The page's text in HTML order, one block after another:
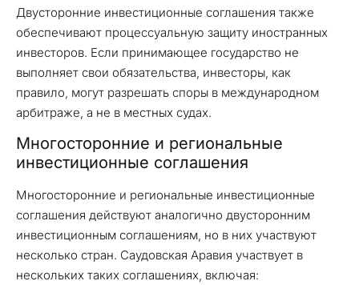
Двусторонние инвестиционные соглашения также
обеспечивают процессуальную защиту иностранных
инвесторов. Если принимающее государство не
выполняет свои обязательства, инвесторы, как
правило, могут разрешать споры в международном
арбитраже, а не в местных судах.
Многосторонние и региональные
инвестиционные соглашения
Многосторонние и региональные инвестиционные
соглашения действуют аналогично двусторонним
инвестиционным соглашениям, но в них участвуют
несколько стран. Саудовская Аравия участвует в
нескольких таких соглашениях, включая: